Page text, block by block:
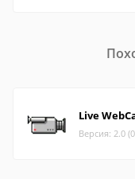
Live
Версия: 2.0